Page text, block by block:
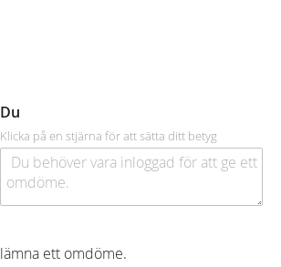
Du
Klicka på en stjärna för att sätta ditt betyg
ett omdöme.